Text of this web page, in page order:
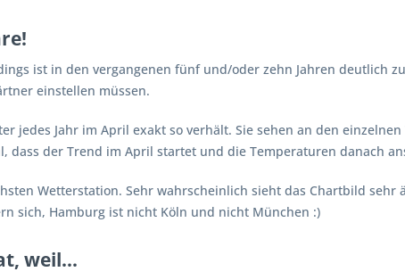
ist in den vergangenen fünf und/oder zehn Jahren deutlich
einstellen müssen.
jedes Jahr im April exakt so verhält. Sie sehen an den
dass der Trend im April startet und die Temperaturen danach
Wetterstation. Sehr wahrscheinlich sieht das Chartbild sehr
sich, Hamburg ist nicht Köln und nicht München :)
weil...